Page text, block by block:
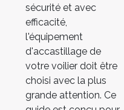
sécurité et avec
efficacité,
l'équipement
d'accastillage de
votre voilier doit être
choisi avec la plus
grande attention. Ce